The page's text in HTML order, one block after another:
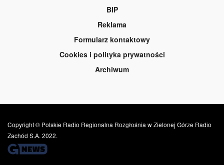
BIP
Reklama
Formularz kontaktowy
Cookies i polityka prywatności
Archiwum
Copyright © Polskie Radio Regionalna Rozgłośnia w Zielonej Górze Radio
Zachód S.A. 2022.